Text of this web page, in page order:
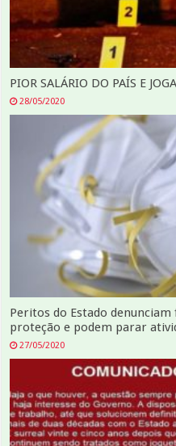
PIOR SALÁRIO DO PAÍS E
28/05/2020
Peritos do Estado
proteção e podem parar
27/05/2020